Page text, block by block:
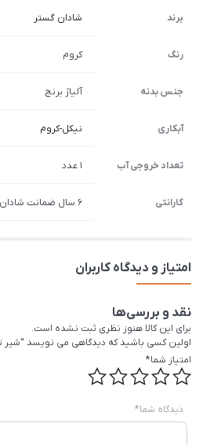
برند شادان گستر
رنگ کروم
جنس بدنه آلیاژ برنج
آبکاری نیکل-کروم
تعداد خروجی آب 1 عدد
گارانتی 6 سال ضمانت شادان گستر
امتیاز و دیدگاه کاربران
نقد و بررسی‌ها
برای این کالا هنوز نظری ثبت نشده است.
اولین کسی باشید که دیدگاهی می نویسد “شیر
امتیاز شما*
دیدگاه شما*